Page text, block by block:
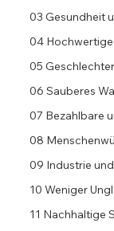
03 Gesundheit
04
05
06 Sauberes
07 Bezahlbare
08
09 Industrie
10 Weniger
11 Nachhaltige